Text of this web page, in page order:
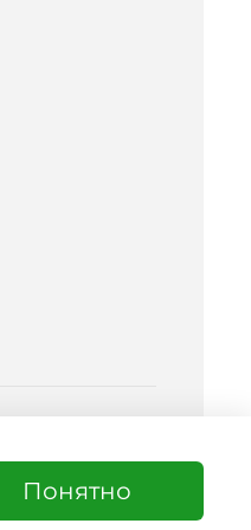
Понятно